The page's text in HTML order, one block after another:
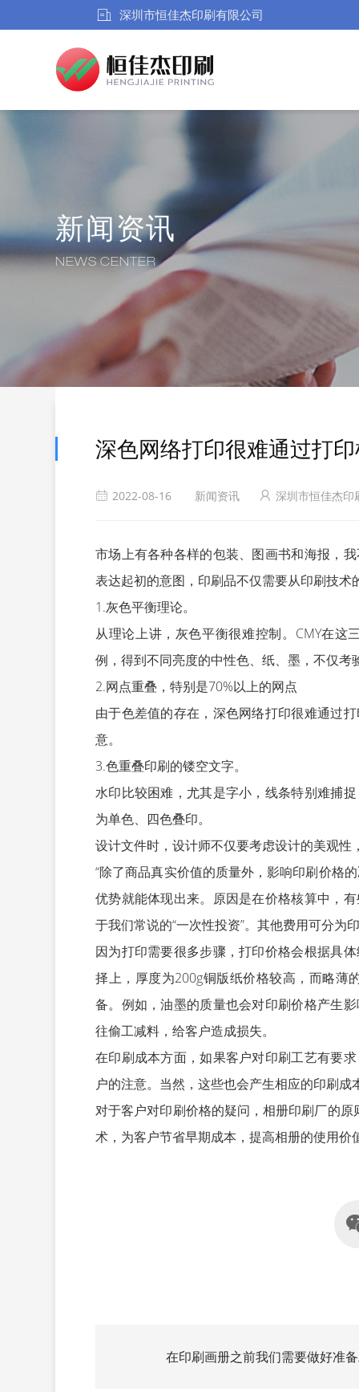
深圳市恒佳杰印刷有限公司
新闻资讯
NEWS CENTER
深色网络打印很难通过打
2022-08-16 新闻资讯 深圳市恒佳杰印
市场上有各种各样的包装、图画书和海报，
表达起初的意图，印刷品不仅需要从印刷技
1.灰色平衡理论。
从理论上讲，灰色平衡很难控制。CMY在
例，得到不同亮度的中性色、纸、墨，不仅
2.网点重叠，特别是70%以上的网点
由于色差值的存在，深色网络打印很难通过
意。
3.色重叠印刷的镂空文字。
水印比较困难，尤其是字小，线条特别难捕
为单色、四色叠印。
设计文件时，设计师不仅要考虑设计的美观性
“除了商品真实价值的质量外，影响印刷价格
优势就能体现出来。原因是在价格核算中，
于我们常说的“一次性投资”。其他费用可分
因为打印需要很多步骤，打印价格会根据具
择上，厚度为200g铜版纸价格较高，而略薄
备。例如，油墨的质量也会对印刷价格产生
往偷工减料，给客户造成损失。
在印刷成本方面，如果客户对印刷工艺有要
户的注意。当然，这些也会产生相应的印刷
对于客户对印刷价格的疑问，相册印刷厂的
术，为客户节省早期成本，提高相册的使用
在印刷画册之前我们需要做好准